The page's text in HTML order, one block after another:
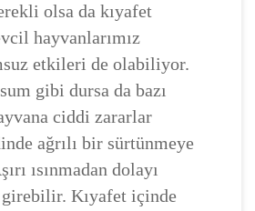
olsa da kıyafet
hayvanlarımız
etkileri de olabiliyor.
gibi dursa da bazı
ciddi zararlar
ağrılı bir sürtünmeye
ısınmadan dolayı
girebilir. Kıyafet içinde